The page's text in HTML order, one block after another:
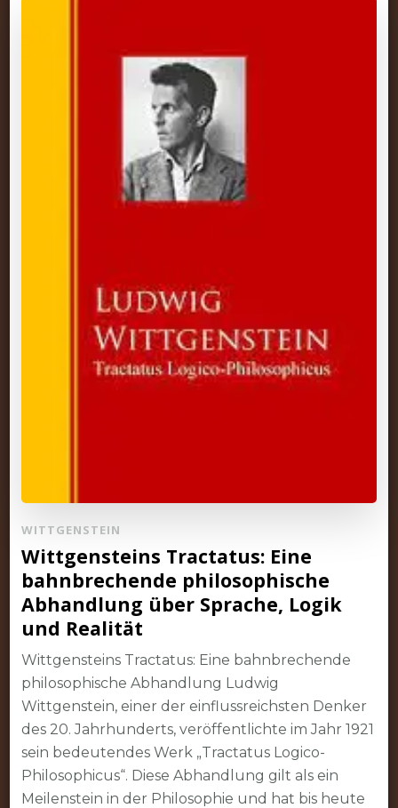
WITTGENSTEIN
Wittgensteins Tractatus: Eine
bahnbrechende philosophische
Abhandlung über Sprache, Logik
und Realität
Wittgensteins Tractatus: Eine bahnbrechende
philosophische Abhandlung Ludwig
Wittgenstein, einer der einflussreichsten Denker
des 20. Jahrhunderts, veröffentlichte im Jahr 1921
sein bedeutendes Werk „Tractatus Logico-
Philosophicus“. Diese Abhandlung gilt als ein
Meilenstein in der Philosophie und hat bis heute